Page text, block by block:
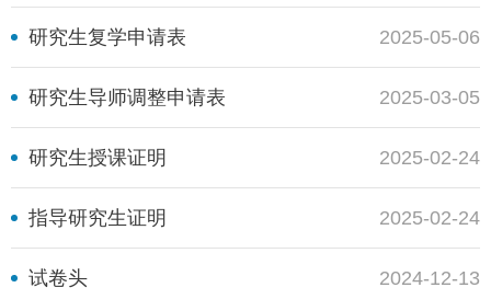
研究生复学申请表 2025-05-06
研究生导师调整申请表 2025-03-05
研究生授课证明 2025-02-24
指导研究生证明 2025-02-24
试卷头 2024-12-13